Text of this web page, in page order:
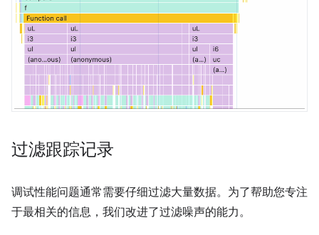
过滤跟踪记录
调试性能问题通常需要仔细过滤大量数据。为了帮助您专注
于最相关的信息，我们改进了过滤噪声的能力。